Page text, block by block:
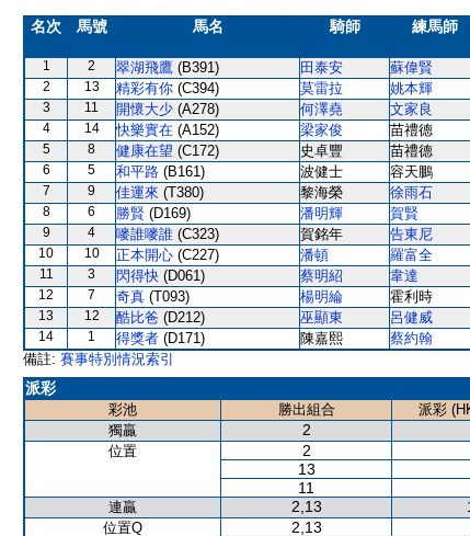
名次 馬號 馬名 騎師 練馬師
1 2 翠湖飛鷹 (B391) 田泰安 蘇偉賢
2
13 精彩有你 (C394) 莫雷拉 姚本輝
3
11 開懷大少 (A278) 何澤堯 文家良
4
14 快樂實在 (A152) 梁家俊 苗禮德
5
8 健康在望 (C172) 史卓豐 苗禮德
6
5 和平路 (B161) 波健士 容天鵬
7
9 佳運來 (T380) 黎海榮 徐雨石
8
6 勝賢 (D169) 潘明輝 賀賢
9
4 嘜誰嘜誰 (C323) 賀銘年 告東尼
10
10 正本開心 (C227) 潘頓 羅富全
11
3 閃得快 (D061) 蔡明紹 韋達
12
7 奇真 (T093) 楊明綸 霍利時
13
12 酷比爸 (D212) 巫顯東 呂健威
14
1 得獎者 (D171) 陳嘉熙 蔡約翰
備註: 賽事特別情況索引
派彩
彩池 勝出組合
派彩
獨贏
2
位置 2
13
11
連贏 2,13
位置Q 2,13